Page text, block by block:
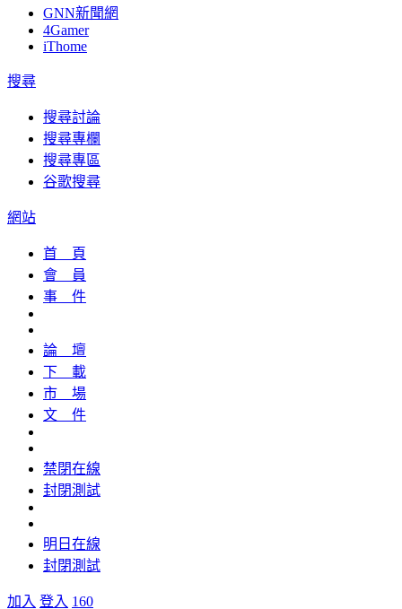
GNN新聞網
4Gamer
iThome
搜尋
搜尋討論
搜尋專欄
搜尋專區
谷歌搜尋
網站
首 頁
會 員
事 件
論 壇
下 載
市 場
文 件
禁閉在線
封閉測試
明日在線
封閉測試
加入 登入 160